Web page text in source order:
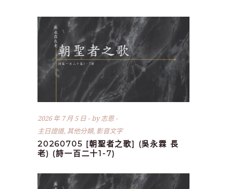
2026 年 7 月 5 日 by志恩
主日證道, 其他分類, 影音文字
20260705 [朝聖者之歌] (吳永霖 長
老) (詩一百二十1-7)